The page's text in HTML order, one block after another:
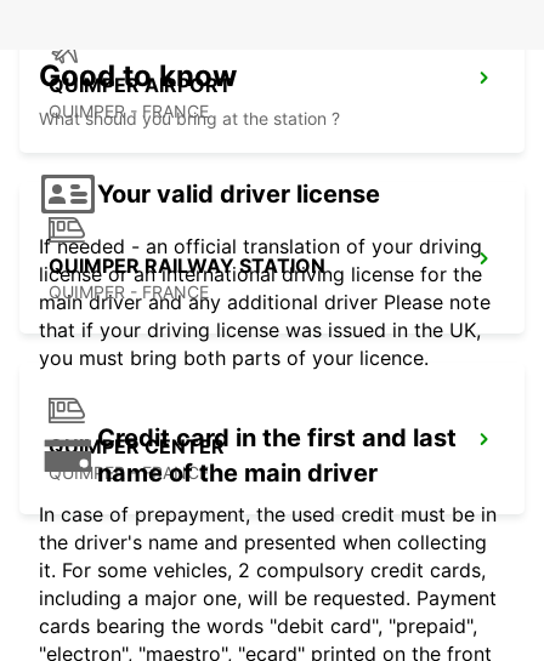
QUIMPER AIRPORT
QUIMPER - FRANCE
QUIMPER RAILWAY STATION
QUIMPER - FRANCE
QUIMPER CENTER
QUIMPER - FRANCE
Good to know
What should you bring at the station ?
Your valid driver license
If needed - an official translation of your driving
license or an international driving license for the
main driver and any additional driver Please note
that if your driving license was issued in the UK,
you must bring both parts of your licence.
Credit card in the first and last
name of the main driver
In case of prepayment, the used credit must be in
the driver's name and presented when collecting
it. For some vehicles, 2 compulsory credit cards,
including a major one, will be requested. Payment
cards bearing the words "debit card", "prepaid",
"electron", "maestro", "ecard" printed on the front